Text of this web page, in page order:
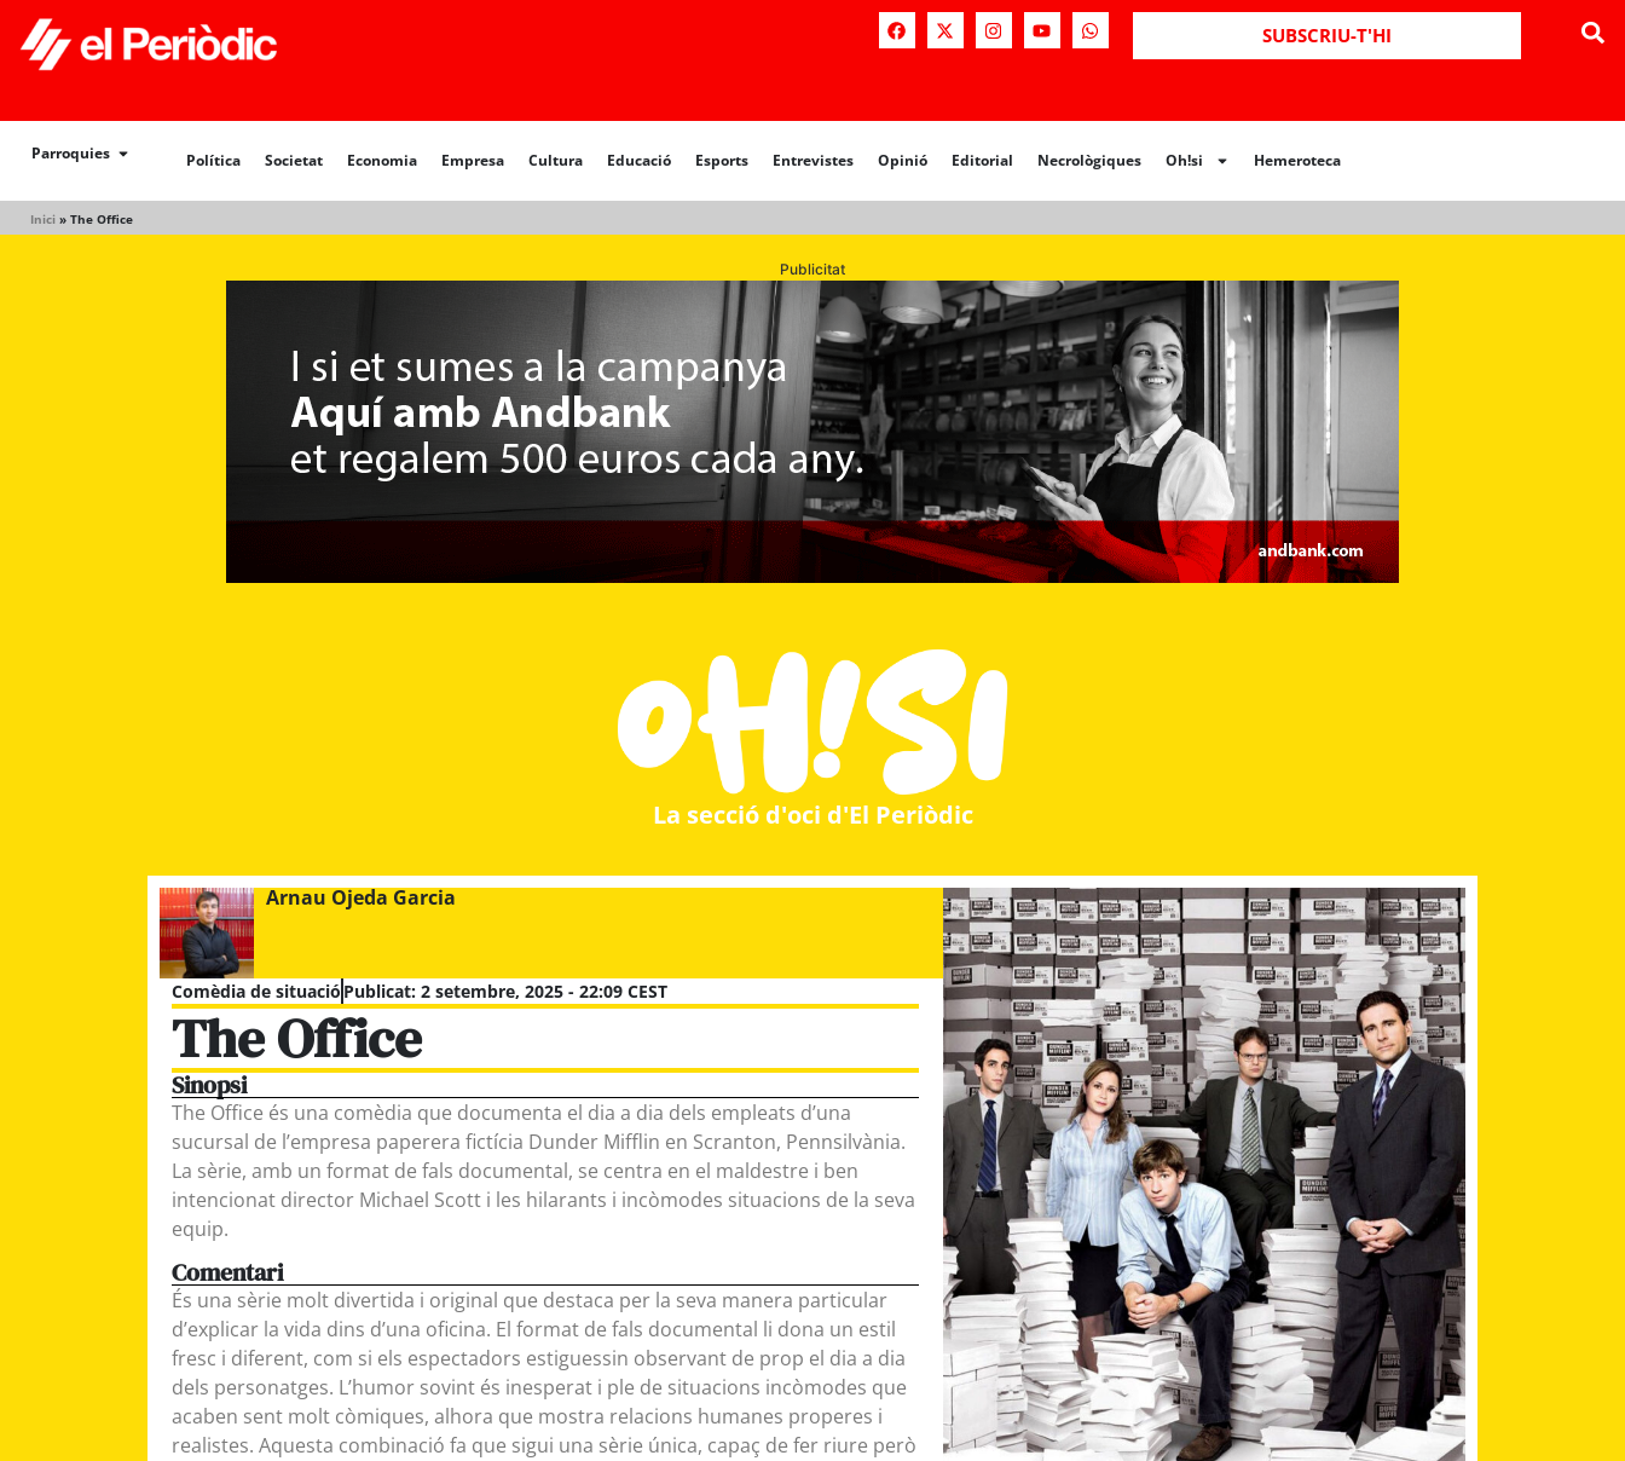
SUBSCRIU-T'HI
Parroquies Política Societat Economia Empresa Cultura Educació Esports Entrevistes Opinió Editorial Necrològiques Oh!si Hemeroteca
Inici » The Office
Política Societat Opinió Editorial Necrològiques Hemeroteca
Publicitat
La secció d'oci d'El Periòdic
Arnau Ojeda Garcia
Comèdia de situació Publicat: 2 setembre, 2025 - 22:09 CEST
The Office
Sinopsi
The Office és una comèdia que documenta el dia a dia dels empleats d’una
sucursal de l’empresa paperera fictícia Dunder Mifflin en Scranton, Pennsilvània.
La sèrie, amb un format de fals documental, se centra en el maldestre i ben
intencionat director Michael Scott i les hilarants i incòmodes situacions de la seva
equip.
Comentari
És una sèrie molt divertida i original que destaca per la seva manera particular
d’explicar la vida dins d’una oficina. El format de fals documental li dona un estil
fresc i diferent, com si els espectadors estiguessin observant de prop el dia a dia
dels personatges. L’humor sovint és inesperat i ple de situacions incòmodes que
acaben sent molt còmiques, alhora que mostra relacions humanes properes i
realistes. Aquesta combinació fa que sigui una sèrie única, capaç de fer riure però